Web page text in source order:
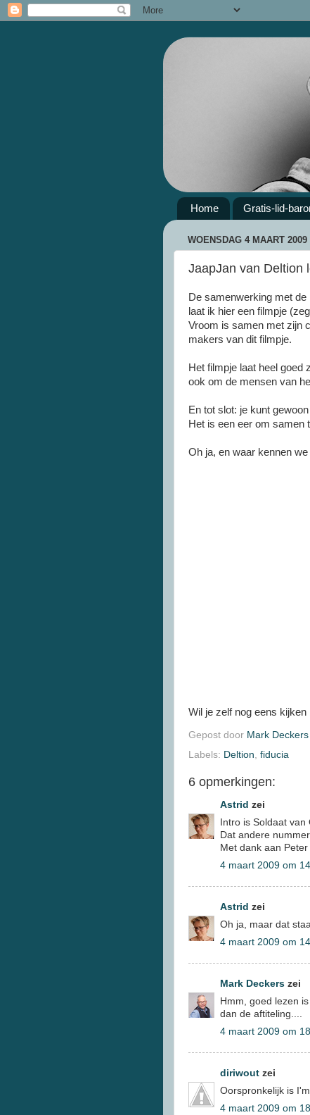
Home Gratis-lid-
WOENSDAG 4 MAART 2009
JaapJan van Deltion
De samenwerking met de
laat ik hier een filmpje
Vroom is samen met zijn
makers van dit filmpje.
Het filmpje laat heel goed
ook om de mensen van
En tot slot: je kunt
Het is een eer om samen
Oh ja, en waar kennen
Wil je zelf nog eens kijken
Gepost door Mark Deckers
Labels: Deltion fiducia
6 opmerkingen:
Astrid zei
Intro is Soldaat van
Dat andere
Met dank aan Peter
4 maart 2009 om
Astrid zei
Oh ja, maar dat
4 maart 2009 om
Mark Deckers zei
Hmm, goed lezen
dan de aftiteling....
4 maart 2009 om
diriwout zei
Oorspronkelijk is
4 maart 2009 om